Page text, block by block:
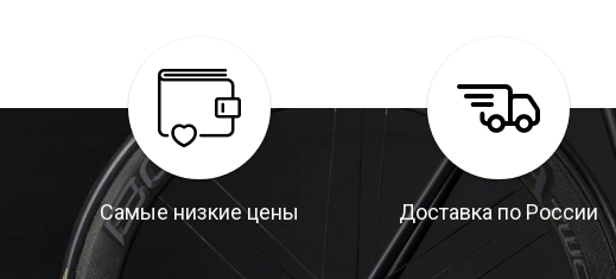
Самые низкие цены Доставка по России